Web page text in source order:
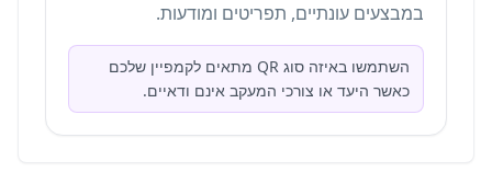
במבצעים עונתיים, תפריטים ומודעות.
השתמשו באיזה סוג QR מתאים לקמפיין שלכם
כאשר היעד או צורכי המעקב אינם ודאיים.